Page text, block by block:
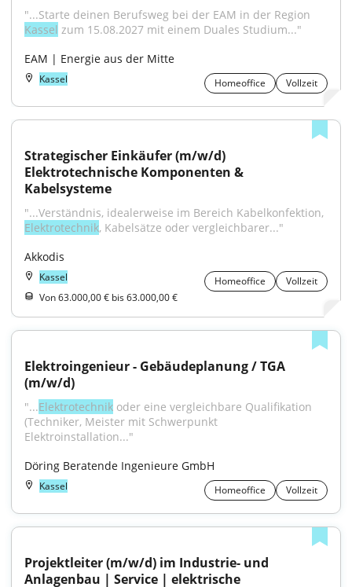
Kassel zum 15.08.2027 mit einem Duales Studium..."
EAM | Energie aus der Mitte
Kassel Homeoffice Vollzeit
Strategischer Einkäufer (m/w/d)
Elektrotechnische Komponenten &
Kabelsysteme
Elektrotechnik, Kabelsätze oder vergleichbarer..."
Akkodis
Kassel Homeoffice
Vollzeit
Von 63.000,00 € bis 63.000,00 €
Elektroingenieur - Gebäudeplanung / TGA
(m/w/d)
"...Elektrotechnik oder eine vergleichbare Qualifikation
(Techniker, Meister mit Schwerpunkt
Elektroinstallation..."
Döring Beratende Ingenieure GmbH
Kassel Homeoffice Vollzeit
Projektleiter (m/w/d) im Industrie- und
Anlagenbau | Service | elektrische